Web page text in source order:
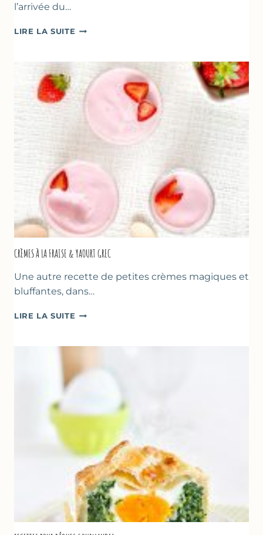
l’arrivée du…
LIRE LA SUITE DESSERTS
POUR
FÊTE
DES
CRÈMES À LA FRAISE & YAOURT GREC
Une autre recette de petites crèmes magiques et
bluffantes, dans…
LIRE LA SUITE CRÈMES
FRAISE
YAOURT
GREC